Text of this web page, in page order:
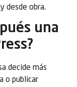
desde obra.
una
decide más
o publicar